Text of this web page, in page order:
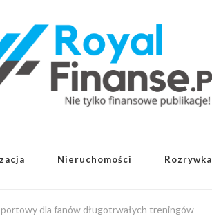
Nieruchomości Rozrywka
dla fanów długotrwałych treningów